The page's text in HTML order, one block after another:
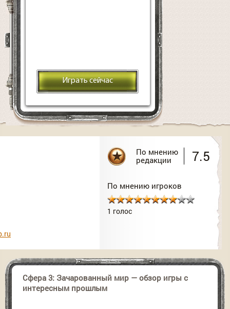
Играть сейчас
По мнению
редакции
7.5
По мнению игроков
1 голос
Сфера 3: Зачарованный мир — обзор игры с
интересным прошлым